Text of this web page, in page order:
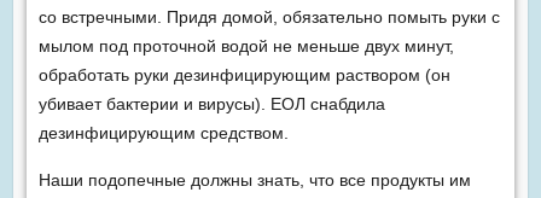
со встречными. Придя домой, обязательно помыть руки с
мылом под проточной водой не меньше двух минут,
обработать руки дезинфицирующим раствором (он
убивает бактерии и вирусы). ЕОЛ снабдила
дезинфицирующим средством.
Наши подопечные должны знать, что все продукты им